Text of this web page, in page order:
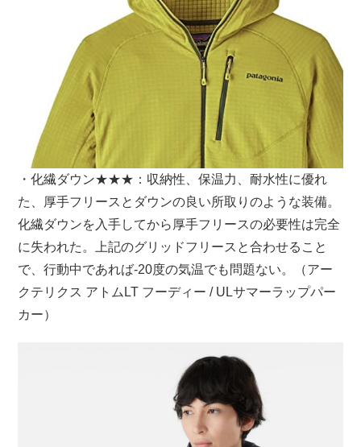
・化繊ダウン★★★：収納性、保温力、耐水性に優れ
た、厚手フリースとダウンの良い所取りのような装備。
化繊ダウンを入手してから厚手フリースの必要性は完全
に失われた。上記のグリッドフリースと合わせること
で、行動中であれば-20度の気温でも問題ない。（アー
クテリクス アトムLT フーディー / ULサマーラップパー
カー）